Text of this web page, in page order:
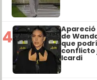
4 Apareció
de
que
conflicto
Icardi